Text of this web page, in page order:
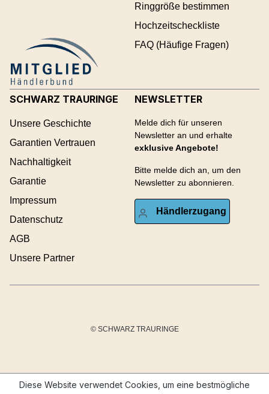
Ringgröße bestimmen
Hochzeitscheckliste
FAQ (Häufige Fragen)
SCHWARZ TRAURINGE
Unsere Geschichte
Garantien Vertrauen
Nachhaltigkeit
Garantie
Impressum
Datenschutz
AGB
Unsere Partner
NEWSLETTER
Melde dich für unseren
Newsletter an und erhalte
exklusive Angebote!
Bitte melde dich an, um den
Newsletter zu abonnieren.
Händlerzugang
© SCHWARZ TRAURINGE
Diese Website verwendet Cookies, um eine bestmögliche